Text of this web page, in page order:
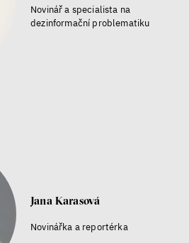
Novinář a specialista na
dezinformační problematiku
Jana Karasová
Novinářka a reportérka